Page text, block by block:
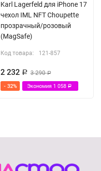
Karl Lagerfeld для iPhone 17
чехол IML NFT Choupette
прозрачный/розовый
(MagSafe)
Код товара: 121-857
2 232 Р 3 290Р
- 32% Экономия 1 058 Р